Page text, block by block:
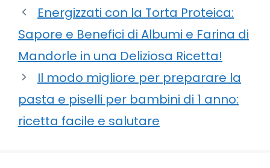
Energizzati con la Torta Proteica:
Sapore e Benefici di Albumi e Farina di
Mandorle in una Deliziosa Ricetta!
Il modo migliore per preparare la
pasta e piselli per bambini di 1 anno:
ricetta facile e salutare